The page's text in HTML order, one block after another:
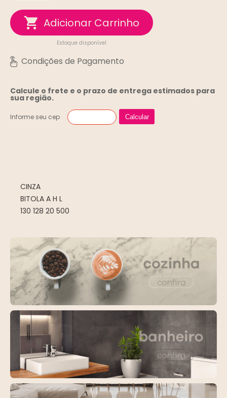
Estoque disponível
Calcule o frete e o prazo de entrega estimados para
sua região.
Informe seu cep Calcular
CINZA
BITOLA A H L
130 128 20 500